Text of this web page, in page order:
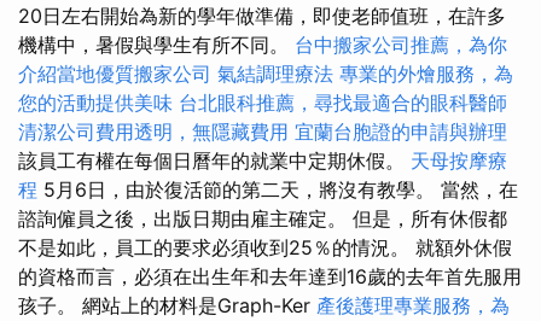
20日左右開始為新的學年做準備，即使老師值班，在許多
機構中，暑假與學生有所不同。 台中搬家公司推薦，為你
介紹當地優質搬家公司 氣結調理療法 專業的外燴服務，為
您的活動提供美味 台北眼科推薦，尋找最適合的眼科醫師
清潔公司費用透明，無隱藏費用 宜蘭台胞證的申請與辦理
該員工有權在每個日曆年的就業中定期休假。 天母按摩療
程 5月6日，由於復活節的第二天，將沒有教學。 當然，在
諮詢僱員之後，出版日期由雇主確定。 但是，所有休假都
不是如此，員工的要求必須收到25％的情況。 就額外休假
的資格而言，必須在出生年和去年達到16歲的去年首先服用
孩子。 網站上的材料是Graph-Ker 產後護理專業服務，為